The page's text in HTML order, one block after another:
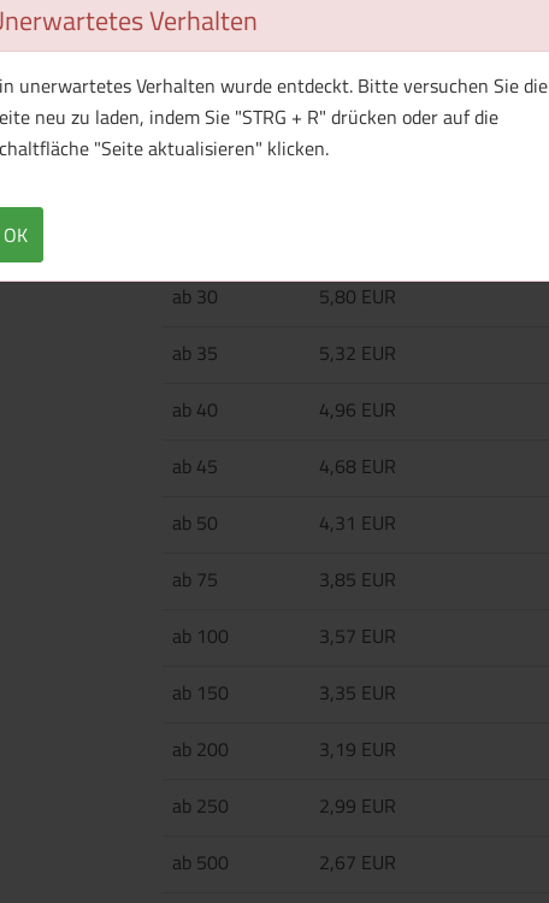
Verhalten
unerwartetes Verhalten wurde entdeckt. Bitte versuchen Sie die
neu zu laden, indem Sie "STRG + R" drücken oder auf die
"Seite aktualisieren" klicken.
OK
Edelstahl-Kellnermesser mit Flaschenöffner,
Menge
Preis / Stück
ab 30
5,80 EUR
ab 35
5,32 EUR
ab 40
4,96 EUR
ab 45
4,68 EUR
ab 50
4,31 EUR
ab 75
3,85 EUR
ab 100
3,57 EUR
ab 150
3,35 EUR
ab 200
3,19 EUR
ab 250
2,99 EUR
ab 500
2,67 EUR